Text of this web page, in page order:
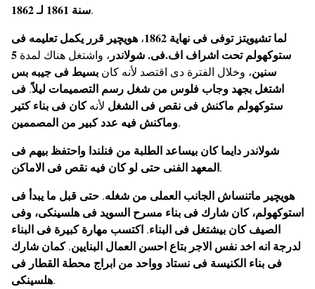
سنة 1861 لـ 1862.
لما تشيويتز توفى فى نهاية 1862 ، هويچير قرر يكمل تعليمه فى
ستوكهولم تحت اشراف اف.فى. شولاندر ، واشتغل هناك لمدة 5
سنين، وخلال الفترة دى اقتصد لأنه كان بسيط فى جيبه بس
اشتغل بجهد وجاب فلوس من شغل رسم التصميمات ليلاً. فى
ستوكهولم ماكنش فى نقص فى الشغل لأنهكان فى بناء كتير
وماكنش فيه عدد كبير من المصممين.
شولاندر دايما كان بيساعد الطلبة من فنلندا واحتفظ بيهم فى
المعهد الفنى حتى لو كان فيه نقص فى الاماكن.
هويچير ماتنساش الجانب العملى من شغله. حتى قبل ما يبدأ فى
استوكهولم، كان شارك فى بناء مسرح السويد فى هلسينكى، وفى
الصيف كان بيشتغل فى البناء. اكتسب مهارة كبيرة فى البناء
لدرجة انه اخد نفس الاجر بتاع احسن العمال البنايين.كمان شارك
فى بناء الكنيسة فى نستاد وواحد من ابراج محطة القطار فى
هلسينكى.